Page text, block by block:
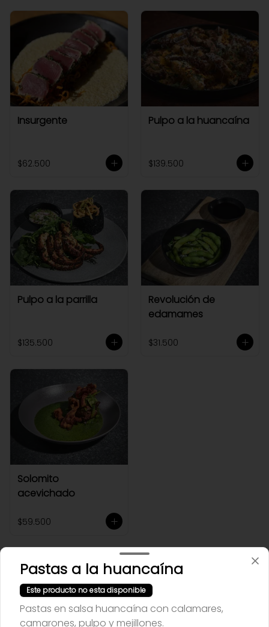
Insurgente
$62.500
Pulpo a la huancaína
$139.500
Pulpo a la parrilla
$135.500
Revolución de
edamames
$31.500
Solomito
acevichado
$59.500
Fuertes
Pastas a la huancaína
Este producto no esta disponible
Pastas en salsa huancaína con calamares,
camarones, pulpo y mejillones.